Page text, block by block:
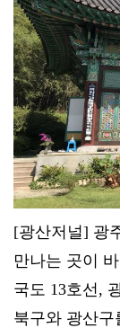
[광산저널] 광
만나는 곳이
국도 13호선,
북구와 광산